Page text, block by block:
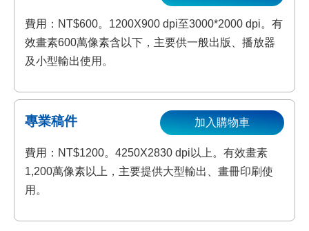
費用：NT$600。1200X900 dpi至3000*2000 dpi。有
效畫素600萬像素含以下，主要供一般出版、播放器
及小型輸出使用。
專業稿件
費用：NT$1200。4250X2830 dpi以上。有效畫素
1,200萬像素以上，主要提供大型輸出、畫冊印刷使
用。
加入購物車